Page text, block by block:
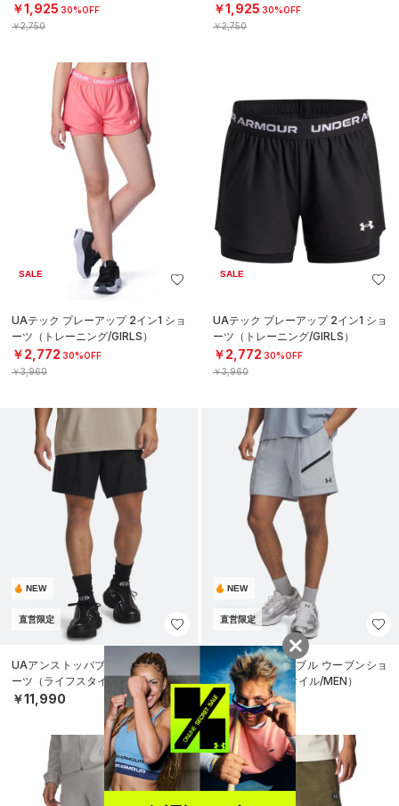
￥1,925 30%OFF
￥2,750
￥1,925 30%OFF
￥2,750
SALE
UAテック プレーアップ 2イン1 ショ
ーツ（トレーニング/GIRLS）
￥2,772 30%OFF
￥3,960
SALE
UAテック プレーアップ 2イン1 ショ
ーツ（トレーニング/GIRLS）
￥2,772 30%OFF
￥3,960
NEW
直営限定
UAアンストッパブル ウーブンショ
ーツ（ライフスタイル/MEN）
￥11,990
NEW
直営限定
UAアンストッパブル ウーブンショ
ーツ（ライフスタイル/MEN）
￥11,990